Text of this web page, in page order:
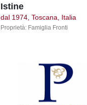
Istine
dal 1974, Toscana, Italia
Proprietà: Famiglia Fronti